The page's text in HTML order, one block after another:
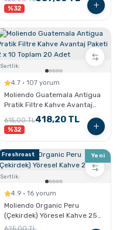
%32
Sertlik:
4.7 · 107 yorum
Moliendo Guatemala Antigua
Pratik Filtre Kahve Avantaj
Paketi 2 x 10 Toplam 20 Adet
615,00 TL418,20 TL
%32
Freshroast Yeni
Sertlik:
4.9 · 16 yorum
Moliendo Organic Peru
(Çekirdek) Yöresel Kahve 250
g